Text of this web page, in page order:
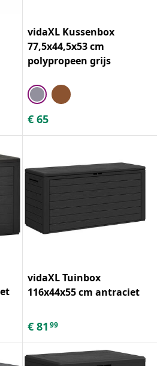
vidaXL Kussenbox
77,5x44,5x53 cm
polypropeen grijs
€ 65
vidaXL Tuinbox
116x44x55 cm antraciet
€ 81 99